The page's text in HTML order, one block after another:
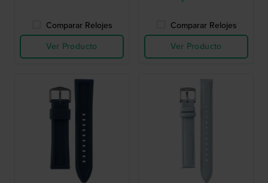
Comparar Relojes
Ver Producto
Comparar Relojes
Ver Producto